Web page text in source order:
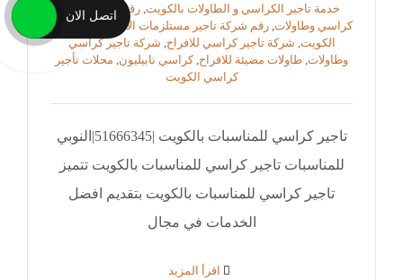
خدمة تاجير الكراسي و الطاولات بالكويت ,رقم شركة تاجير
كراسي وطاولات رقم شركة تاجير مستلزمات الافراح
زينة افراح
الكويت شركة تاجير كراسي للافراح شركة تاجير كراسي
وطاولات طاولات مضيئة للافراح ,كراسي نابيليون محلات تأجير
كراسي الكويت
تاجير كراسي للمناسبات بالكويت |51666345|النوبي
للمناسبات تاجير كراسي للمناسبات بالكويت تتميز
تاجير كراسي للمناسبات بالكويت بتقديم افضل
الخدمات في مجال
اتصل الان